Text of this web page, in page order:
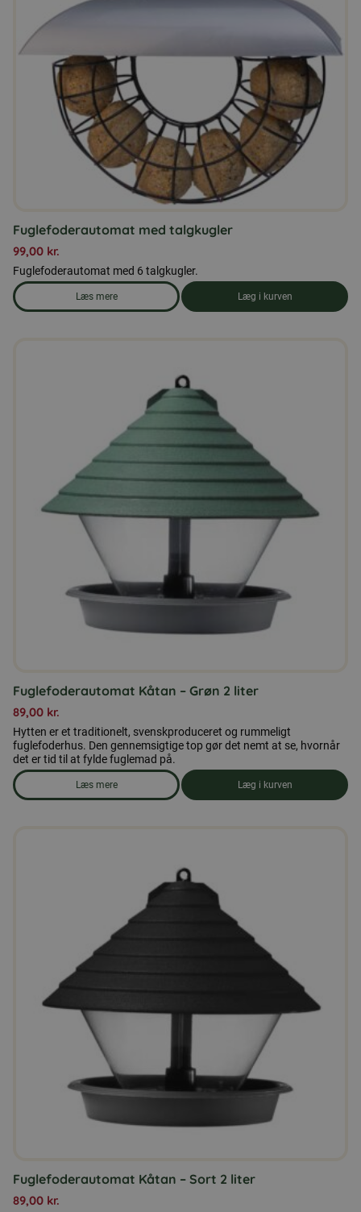
Fuglefoderautomat med talgkugler
99,00 kr.
Fuglefoderautomat med 6 talgkugler.
Læs mere
om produkten Fuglefoderautomat med talgkugler
Læg i kurven
Fuglefoderautomat Kåtan – Grøn 2 liter
89,00 kr.
Hytten er et traditionelt, svenskproduceret og rummeligt
fuglefoderhus. Den gennemsigtige top gør det nemt at se, hvornår
det er tid til at fylde fuglemad på.
Læs mere
om produkten Fuglefoderautomat Kåtan - Grøn 2 liter
Læg i kurven
Fuglefoderautomat Kåtan – Sort 2 liter
89,00 kr.